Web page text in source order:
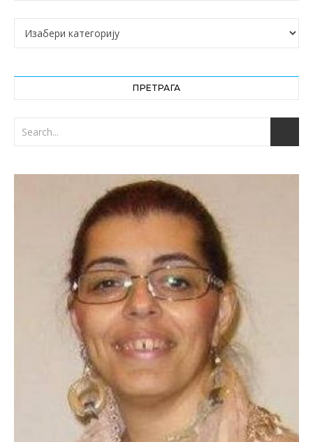
Категорије
ПРЕТРАГА